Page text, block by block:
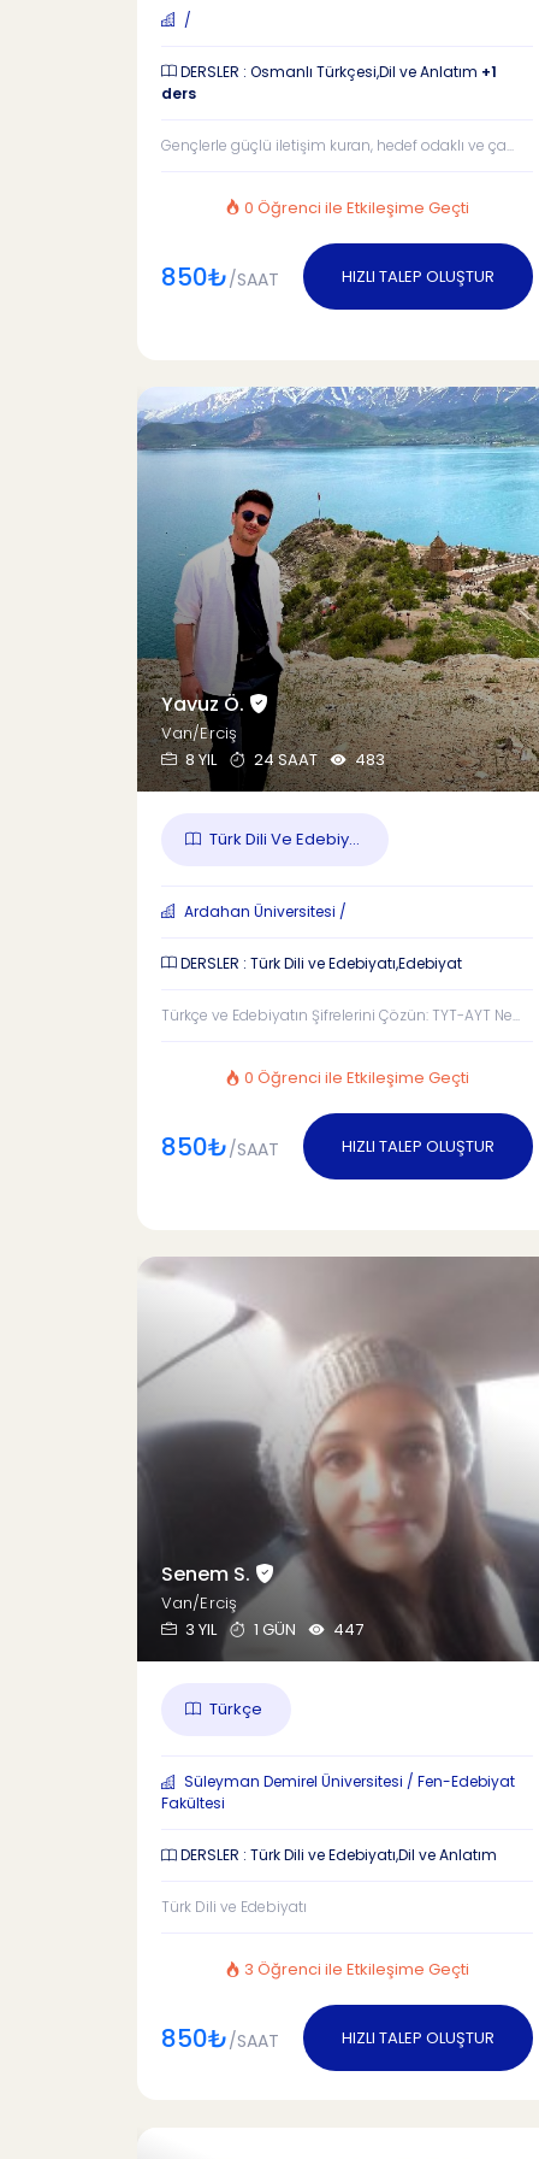
/
DERSLER : Osmanlı Türkçesi,Dil ve Anlatım +1
ders
Gençlerle güçlü iletişim kuran, hedef odaklı ve ça...
0 Öğrenci ile Etkileşime Geçti
850₺/SAAT HIZLI TALEP OLUŞTUR
Yavuz Ö.
Van/Erciş
8 YIL
24 SAAT 483
Türk Dili Ve Edebiy...
Ardahan Üniversitesi /
DERSLER : Türk Dili ve Edebiyatı,Edebiyat
Türkçe ve Edebiyatın Şifrelerini Çözün: TYT-AYT Ne...
0 Öğrenci ile Etkileşime Geçti
850₺/SAAT HIZLI TALEP OLUŞTUR
Senem S.
Van/Erciş
3 YIL
1 GÜN 447
Türkçe
Süleyman Demirel Üniversitesi / Fen-Edebiyat
Fakültesi
DERSLER : Türk Dili ve Edebiyatı,Dil ve Anlatım
Türk Dili ve Edebiyatı
3 Öğrenci ile Etkileşime Geçti
850₺/SAAT HIZLI TALEP OLUŞTUR